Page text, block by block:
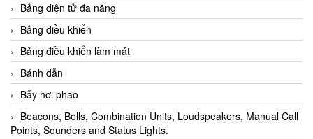
Bảng diện tử đa năng
Bảng điều khiển
Bảng điều khiển làm mát
Bánh dẫn
Bẫy hơi phao
Beacons, Bells, Combination Units, Loudspeakers, Manual Call
Points, Sounders and Status Lights.